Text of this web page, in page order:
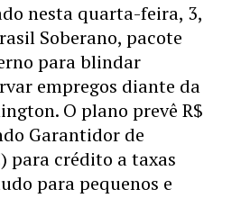
nesta quarta-feira, 3,
Soberano, pacote
para blindar
empregos diante da
O plano prevê R$
Garantidor de
para crédito a taxas
para pequenos e